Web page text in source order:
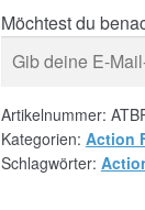
Möchtest du
Artikelnummer:
Kategorien: Action
Schlagwörter: